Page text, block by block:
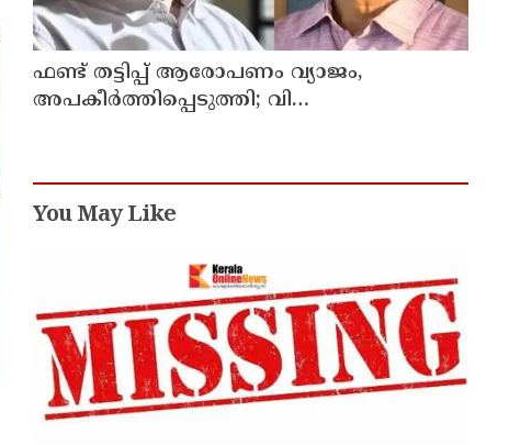
ഫണ്ട് തട്ടിപ്പ് ആരോപണം വ്യാജം,
അപകീർത്തിപ്പെടുത്തി; വി
You May Like